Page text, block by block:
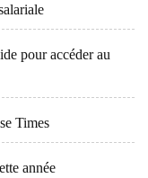
pour accéder au
Times
année